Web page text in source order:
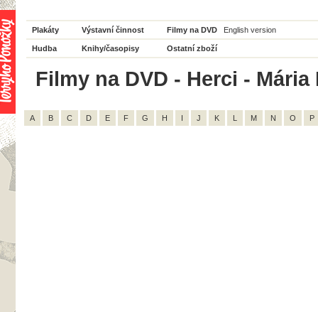
Plakáty Výstavní činnost Filmy na DVD English version
Hudba Knihy/časopisy Ostatní zboží
Filmy na DVD - Herci -
A B C D E F G H I J K L M N O P